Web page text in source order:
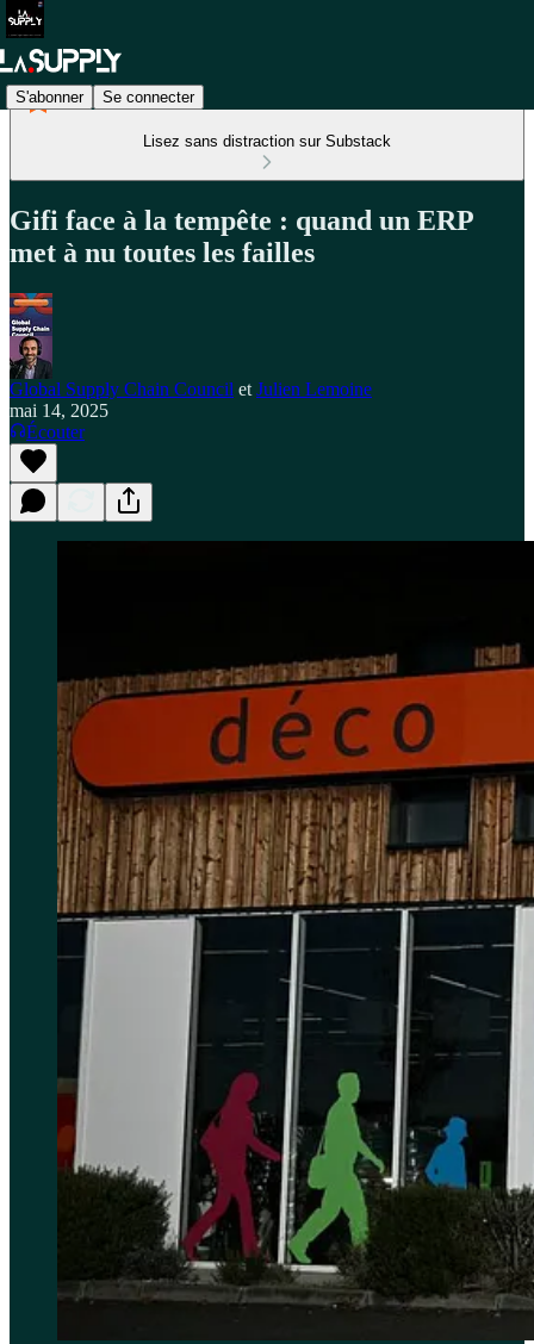
S'abonner Se connecter
Lisez sans distraction sur Substack
Gifi face à la tempête : quand un ERP
met à nu toutes les failles
Global Supply Chain Council et Julien Lemoine
mai 14, 2025
Écouter